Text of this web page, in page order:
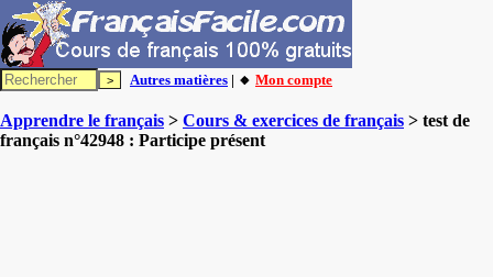
Autres matières | 🔸 Mon compte
Apprendre le français > Cours & exercices de français > test de
français n°42948 : Participe présent